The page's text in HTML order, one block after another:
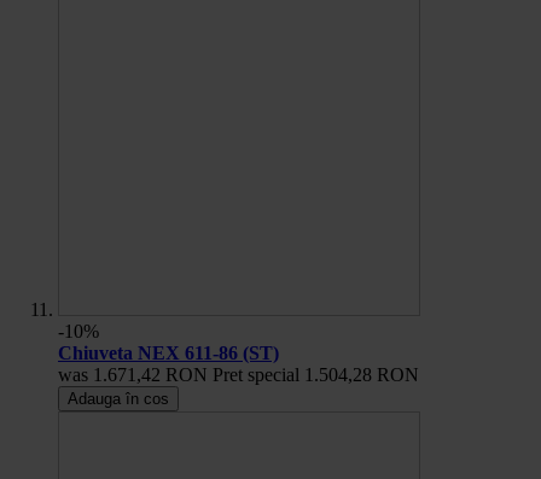
-10%
Chiuveta NEX 611-86 (ST)
was 1.671,42 RON Pret special 1.504,28 RON
Adauga în cos